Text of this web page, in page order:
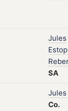
Jules
SA
Jules
Co.